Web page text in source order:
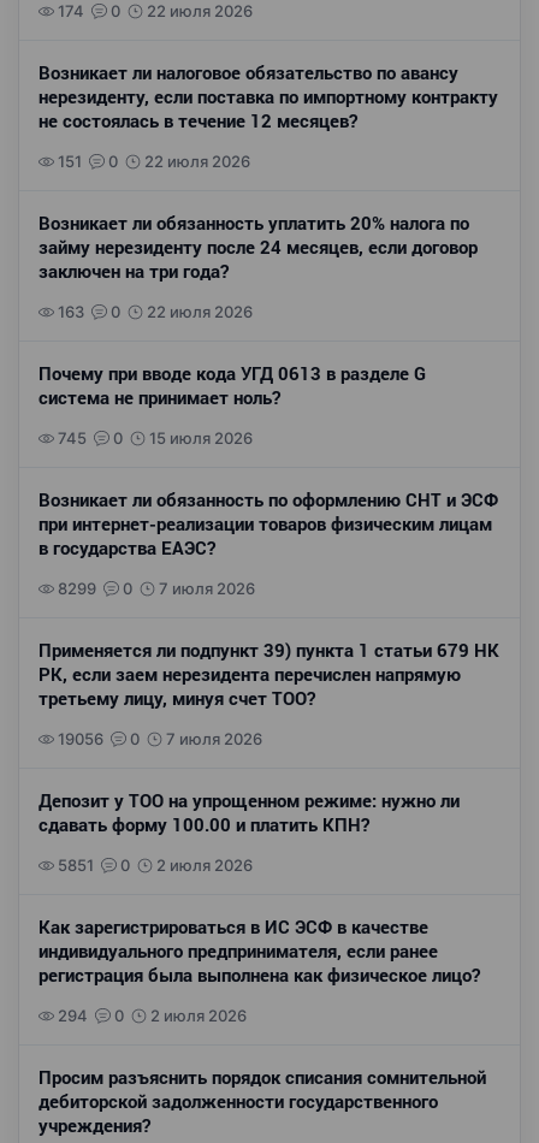
174 0 22 июля 2026
Возникает ли налоговое обязательство по авансу
нерезиденту, если поставка по импортному контракту
не состоялась в течение 12 месяцев?
151 0 22 июля 2026
Возникает ли обязанность уплатить 20% налога по
займу нерезиденту после 24 месяцев, если договор
заключен на три года?
163 0 22 июля 2026
Почему при вводе кода УГД 0613 в разделе G
система не принимает ноль?
745 0 15 июля 2026
Возникает ли обязанность по оформлению СНТ и ЭСФ
при интернет-реализации товаров физическим лицам
в государства ЕАЭС?
8299 0 7 июля 2026
Применяется ли подпункт 39) пункта 1 статьи 679 НК
РК, если заем нерезидента перечислен напрямую
третьему лицу, минуя счет ТОО?
19056 0 7 июля 2026
Депозит у ТОО на упрощенном режиме: нужно ли
сдавать форму 100.00 и платить КПН?
5851 0 2 июля 2026
Как зарегистрироваться в ИС ЭСФ в качестве
индивидуального предпринимателя, если ранее
регистрация была выполнена как физическое лицо?
294 0 2 июля 2026
Просим разъяснить порядок списания сомнительной
дебиторской задолженности государственного
учреждения?